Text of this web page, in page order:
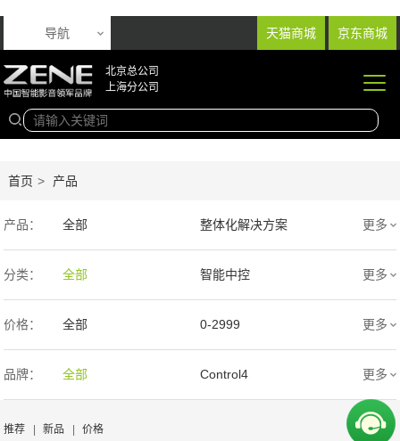
天猫商城 京东商城
导航
北京总公司
上海分公司
首页 > 产品
产品： 全部 整体化解决方案
音响产品 投影产品
专业扩声音箱 幕布产品
声学产品 智能产品
周边产品
更多
分类： 全部 智能中控 更多
价格： 全部 0-2999
3000-9999 1万-5万
5万-15万
更多
品牌： 全部 Control4 更多
推荐 | 新品 | 价格